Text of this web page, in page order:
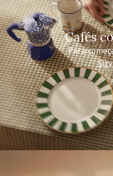
Cafés
Para